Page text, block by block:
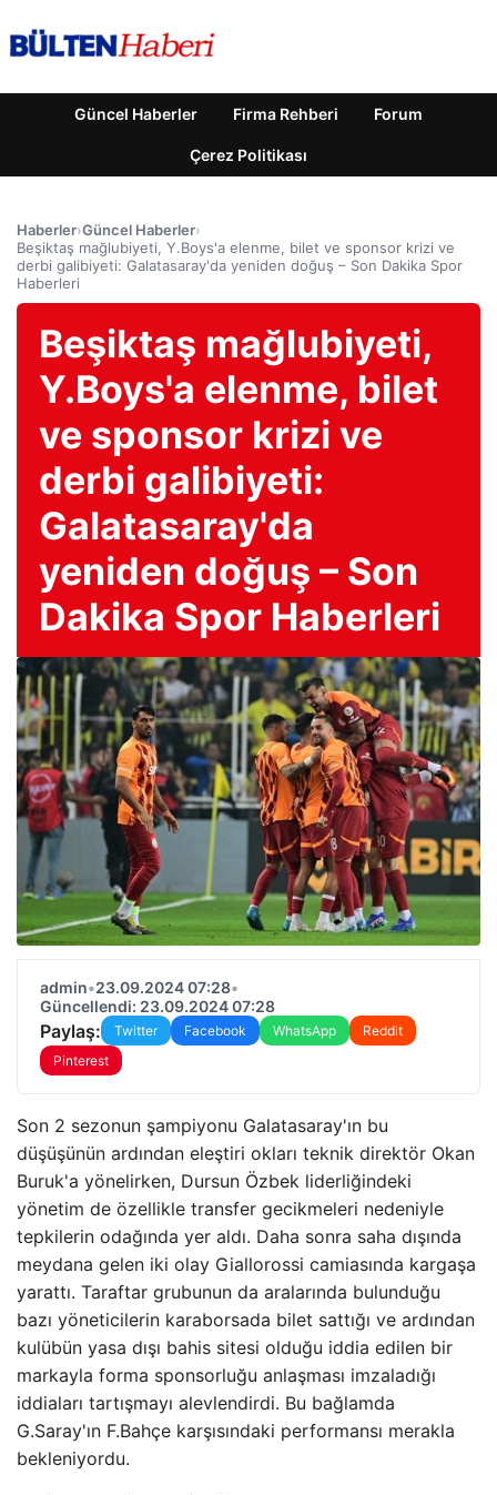
Güncel Haberler Firma Rehberi Forum
Çerez Politikası
Haberler›Güncel Haberler›
Beşiktaş mağlubiyeti, Y.Boys'a elenme, bilet ve sponsor krizi ve
derbi galibiyeti: Galatasaray'da yeniden doğuş – Son Dakika Spor
Haberleri
Beşiktaş mağlubiyeti,
Y.Boys'a elenme, bilet
ve sponsor krizi ve
derbi galibiyeti:
Galatasaray'da
yeniden doğuş – Son
Dakika Spor Haberleri
admin•23.09.2024 07:28•
Güncellendi: 23.09.2024 07:28
Paylaş: Twitter Facebook WhatsApp
Reddit
Pinterest
Son 2 sezonun şampiyonu Galatasaray'ın bu
düşüşünün ardından eleştiri okları teknik direktör Okan
Buruk'a yönelirken, Dursun Özbek liderliğindeki
yönetim de özellikle transfer gecikmeleri nedeniyle
tepkilerin odağında yer aldı. Daha sonra saha dışında
meydana gelen iki olay Giallorossi camiasında kargaşa
yarattı. Taraftar grubunun da aralarında bulunduğu
bazı yöneticilerin karaborsada bilet sattığı ve ardından
kulübün yasa dışı bahis sitesi olduğu iddia edilen bir
markayla forma sponsorluğu anlaşması imzaladığı
iddiaları tartışmayı alevlendirdi. Bu bağlamda
G.Saray'ın F.Bahçe karşısındaki performansı merakla
bekleniyordu.